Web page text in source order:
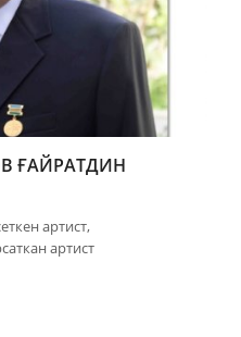
ҒАЙРАТДИН
артист,
артист